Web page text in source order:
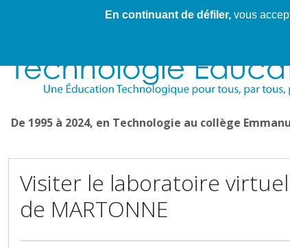
Cahier de textes patrickRICHARD Cahier de
De 1995 à 2024, en Technologie au collège
Visiter le laboratoire
de MARTONNE
En continuant de défiler,vous